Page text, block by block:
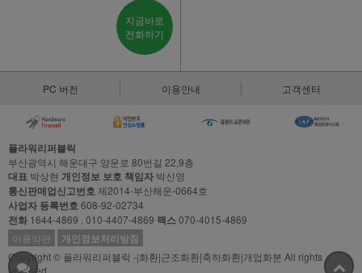
지금바로
전화하기
PC 버전 이용안내 고객센터
플라워리퍼블릭
부산광역시 해운대구 양운로 80번길 22,9층
대표 박상현 개인정보 보호 책임자 박신영
통신판매업신고번호제2014-부산해운-0664호
사업자 등록번호608-92-02734
전화 1644-4869 , 010-4407-4869 팩스070-4015-4869
이용약관
개인정보처리방침
Copyright © 플라워리퍼블릭 -|화환|근조화환|축하화환|개업화분 All rights
reserved.